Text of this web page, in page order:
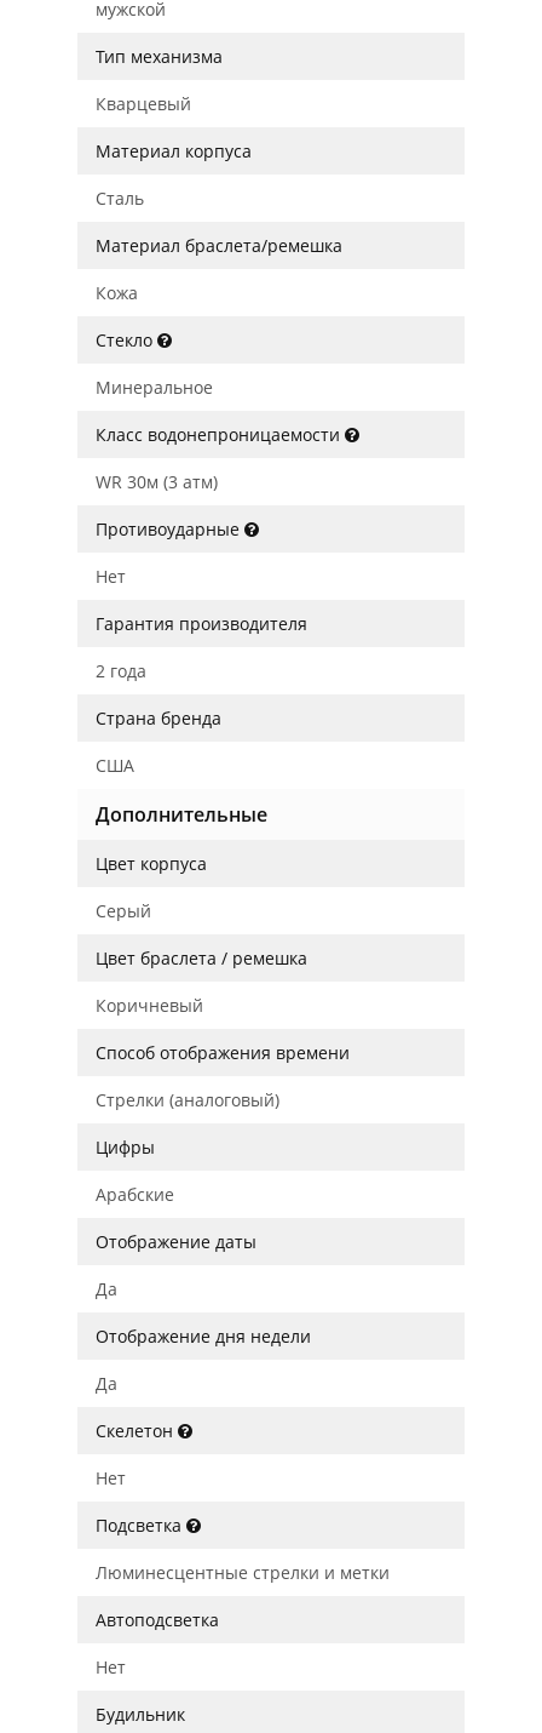
мужской
Тип механизма
Кварцевый
Материал корпуса
Сталь
Материал браслета/ремешка
Кожа
Стекло
Минеральное
Класс водонепроницаемости
WR 30м (3 атм)
Противоударные
Нет
Гарантия производителя
2 года
Страна бренда
США
Дополнительные
Цвет корпуса
Серый
Цвет браслета / ремешка
Коричневый
Способ отображения времени
Стрелки (аналоговый)
Цифры
Арабские
Отображение даты
Да
Отображение дня недели
Да
Скелетон
Нет
Подсветка
Люминесцентные стрелки и метки
Автоподсветка
Нет
Будильник